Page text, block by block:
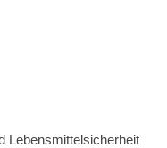
Lebensmittelsicherheit